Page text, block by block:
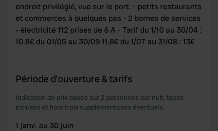
provided to them or that they’ve collected from your use
of their services.
endroit privilégié, vue sur le port. - petits restaurants
et commerces à quelques pas - 2 bornes de services
- électricité 112 prises de 6 A - Tarif du 1/10 au 30/04 :
10.8€ du 01/05 au 30/09 11.8€ du 1/07 au 31/08 : 13€
Période d'ouverture & tarifs
Indication de prix basée sur 2 personnes par nuit, taxes
incluses et hors frais supplémentaires éventuels.
1 janv. au 30 juin